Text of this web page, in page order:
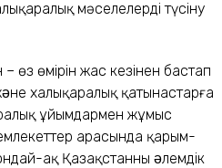
мәселелерді түсіну
өз өмірін жас кезінен бастап
халықаралық қатынастарға
ұйымдармен жұмыс
арасында қарым-
ақ Қазақстанның əлемдік